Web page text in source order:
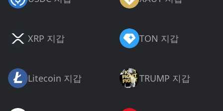
XRP 지갑 TON 지갑
Litecoin 지갑 TRUMP 지갑